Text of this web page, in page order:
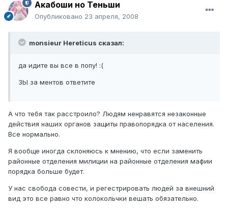
Акабоши но Теньши
Опубликовано 23 апреля, 2008
monsieur Hereticus сказал:
да идите вы все в попу! :(
ЗЫ за ментов ответите
А что тебя так расстроило? Людям ненравятся незаконные
действия наших органов защиты правопорядка от населения.
Все нормально.
Я вообще иногда склоняюсь к мнению, что если заменить
районные отделения милиции на районные отделения мафии
порядка больше будет.
У нас свобода совести, и регестрировать людей за внешний
вид это все равно что колокольчки вешать обязательно.